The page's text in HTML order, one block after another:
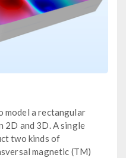
model a rectangular
2D and 3D. A single
two kinds of
magnetic (TM)